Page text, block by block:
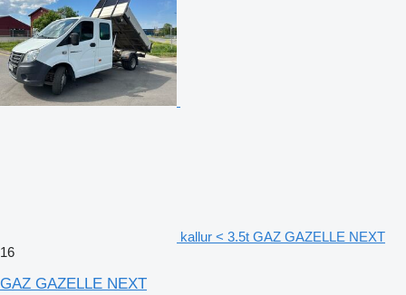
kallur < 3.5t GAZ GAZELLE NEXT
16
GAZ GAZELLE NEXT